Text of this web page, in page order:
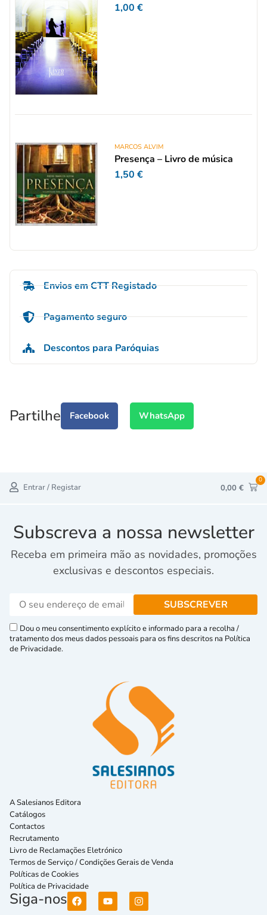
1,00€
MARCOS ALVIM
Presença – Livro de música
1,50€
Envios em CTT Registado
Pagamento seguro
Descontos para Paróquias
Partilhe Facebook WhatsApp
Entrar / Registar 0,00 €
0
Subscreva a nossa newsletter
Receba em primeira mão as novidades, promoções
exclusivas e descontos especiais.
Dou o meu consentimento explícito e informado para a recolha /
tratamento dos meus dados pessoais para os fins descritos na Política
de Privacidade.
A Salesianos Editora
Catálogos
Contactos
Recrutamento
Livro de Reclamações Eletrónico
Termos de Serviço / Condições Gerais de Venda
Políticas de Cookies
Política de Privacidade
Siga-nos